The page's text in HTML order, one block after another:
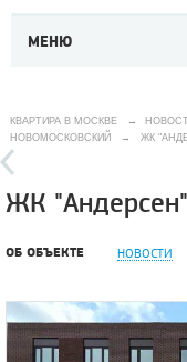
МЕНЮ
КВАРТИРА В МОСКВЕ →
НОВОМОСКОВСКИЙ
→ ЖК
ЖК "Андерсен"
ОБ ОБЪЕКТЕ НОВОСТИ